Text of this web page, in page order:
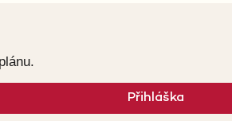
Přihláška